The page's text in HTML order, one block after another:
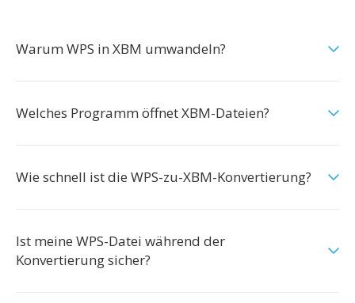
Warum WPS in XBM umwandeln?
Welches Programm öffnet XBM-Dateien?
Wie schnell ist die WPS-zu-XBM-Konvertierung?
Ist meine WPS-Datei während der
Konvertierung sicher?